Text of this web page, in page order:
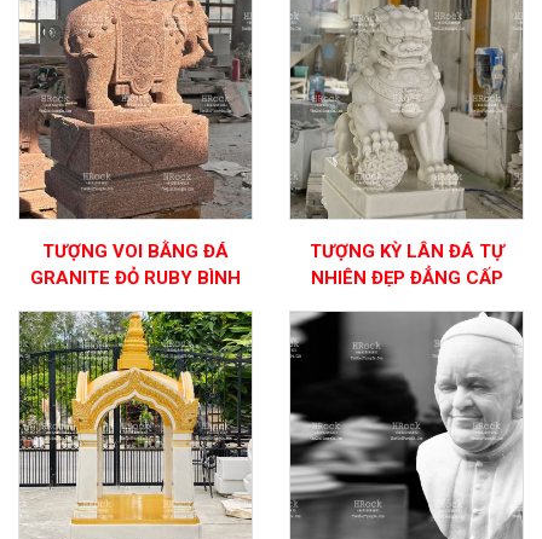
TƯỢNG VOI BẰNG ĐÁ
GRANITE ĐỎ RUBY BÌNH
TƯỢNG KỲ LÂN ĐÁ TỰ
NHIÊN ĐẸP ĐẲNG CẤP